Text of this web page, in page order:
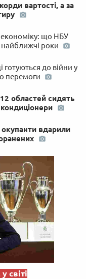
вартості, а за
що НБУ
роки
готуються до війни у
перемоги
областей сидять
кондиціонери
вдарили
світі